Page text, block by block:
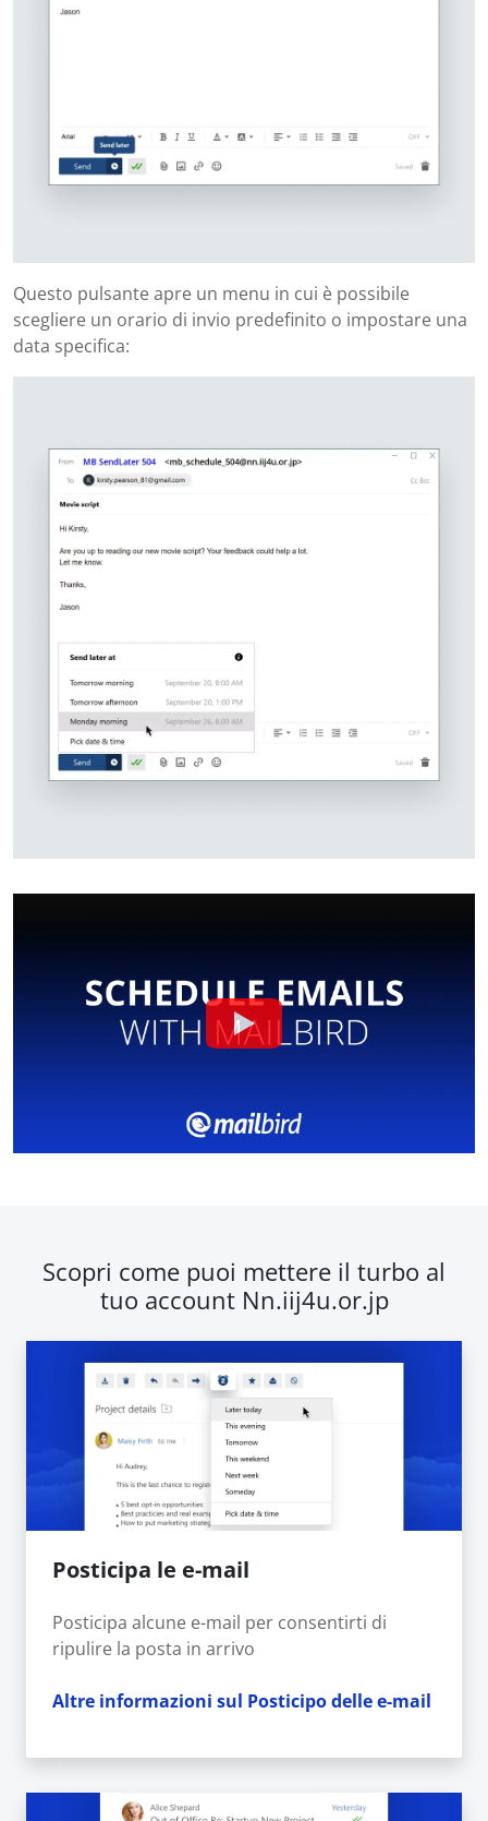
Questo pulsante apre un menu in cui è possibile
scegliere un orario di invio predefinito o impostare una
data specifica:
Scopri come puoi mettere il turbo al
tuo account Nn.iij4u.or.jp
Posticipa le e-mail
Posticipa alcune e-mail per consentirti di
ripulire la posta in arrivo
Altre informazioni sul Posticipo delle e-mail